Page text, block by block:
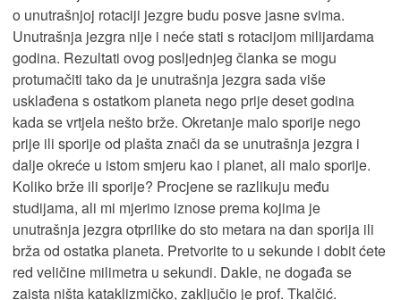
o unutrašnjoj rotaciji jezgre budu posve jasne svima.
Unutrašnja jezgra nije i neće stati s rotacijom milijardama
godina. Rezultati ovog posljednjeg članka se mogu
protumačiti tako da je unutrašnja jezgra sada više
usklađena s ostatkom planeta nego prije deset godina
kada se vrtjela nešto brže. Okretanje malo sporije nego
prije ili sporije od plašta znači da se unutrašnja jezgra i
dalje okreće u istom smjeru kao i planet, ali malo sporije.
Koliko brže ili sporije? Procjene se razlikuju među
studijama, ali mi mjerimo iznose prema kojima je
unutrašnja jezgra otprilike do sto metara na dan sporija ili
brža od ostatka planeta. Pretvorite to u sekunde i dobit ćete
red veličine milimetra u sekundi. Dakle, ne događa se
zaista ništa kataklizmičko, zaključio je prof. Tkalčić.